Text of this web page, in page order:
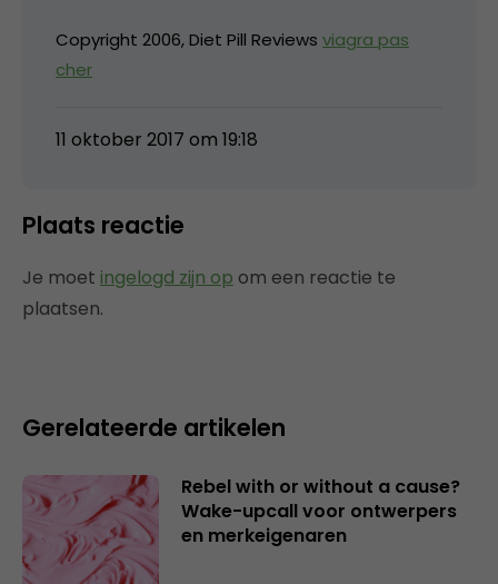
Copyright 2006, Diet Pill Reviews viagra pas
cher
11 oktober 2017 om 19:18
Plaats reactie
Je moet ingelogd zijn op om een reactie te
plaatsen.
Gerelateerde artikelen
Rebel with or without a cause?
Wake-upcall voor ontwerpers
en merkeigenaren